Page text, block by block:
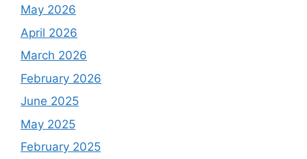
May 2026
April 2026
March 2026
February 2026
June 2025
May 2025
February 2025